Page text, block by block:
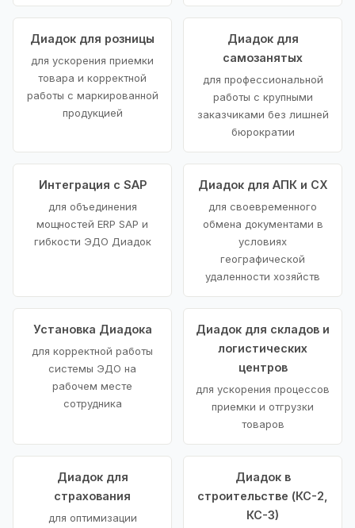
Диадок для розницы
для ускорения приемки
товара и корректной
работы с маркированной
продукцией
Диадок для
самозанятых
для профессиональной
работы с крупными
заказчиками без лишней
бюрократии
Интеграция с SAP
для объединения
мощностей ERP SAP и
гибкости ЭДО Диадок
Диадок для АПК и СХ
для своевременного
обмена документами в
условиях
географической
удаленности хозяйств
Установка Диадока
для корректной работы
системы ЭДО на
рабочем месте
сотрудника
Диадок для складов и
логистических
центров
для ускорения процессов
приемки и отгрузки
товаров
Диадок для
страхования
для оптимизации
Диадок в
строительстве (КС-2,
КС-3)